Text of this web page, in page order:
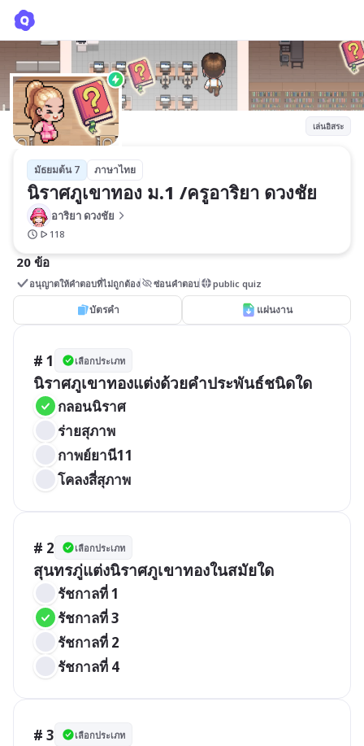
เล่นอิสระ
มัธยมต้น 7 ภาษาไทย
นิราศภูเขาทอง ม.1 /ครูอาริยา ดวงชัย
อาริยา ดวงชัย
118
20 ข้อ
อนุญาตให้คำตอบที่ไม่ถูกต้อง ซ่อนคำตอบ public quiz
บัตรคำ แผ่นงาน
# 1 เลือกประเภท
นิราศภูเขาทองแต่งด้วยคำประพันธ์ชนิดใด
กลอนนิราศ
ร่ายสุภาพ
กาพย์ยานี11
โคลงสี่สุภาพ
# 2 เลือกประเภท
สุนทรภู่แต่งนิราศภูเขาทองในสมัยใด
รัชกาลที่ 1
รัชกาลที่ 3
รัชกาลที่ 2
รัชกาลที่ 4
# 3 เลือกประเภท